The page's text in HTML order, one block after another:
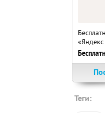
Теги: